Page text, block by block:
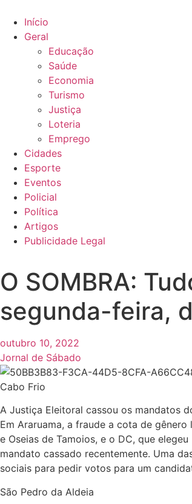
para
conteúdo
Início
Geral
Educação
Saúde
Economia
Turismo
Justiça
Loteria
Emprego
Cidades
Esporte
Eventos
Policial
Política
Artigos
Publicidade Legal
O SOMBRA:
segunda-feira,
outubro 10, 2022
Jornal de Sábado
Cabo Frio
A Justiça Eleitoral cassou os mandatos
Em Araruama, a fraude a cota de
e Oseias de Tamoios, e o DC, que
mandato cassado recentemente. Uma
sociais para pedir votos para um
São Pedro da Aldeia